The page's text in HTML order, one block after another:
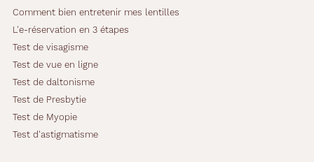
Comment bien entretenir mes lentilles
L'e-réservation en 3 étapes
Test de visagisme
Test de vue en ligne
Test de daltonisme
Test de Presbytie
Test de Myopie
Test d'astigmatisme